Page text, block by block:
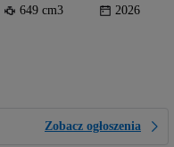
649 cm3 2026
Zobacz ogłoszenia